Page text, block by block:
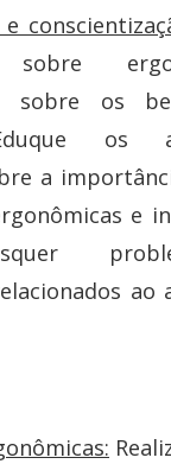
sobre
sobre os
os
a
e
ao